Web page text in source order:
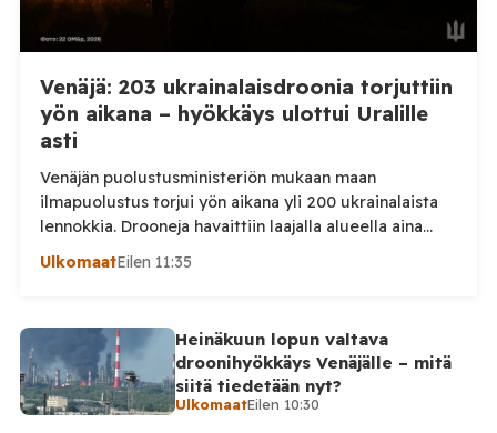
Venäjä: 203 ukrainalaisdroonia torjuttiin
yön aikana – hyökkäys ulottui Uralille
asti
Venäjän puolustusministeriön mukaan maan
ilmapuolustus torjui yön aikana yli 200 ukrainalaista
lennokkia. Drooneja havaittiin laajalla alueella aina
Uralille asti. Venäjän puolustusministeriön virallisen
miehittämätöntä ilma-alusta torstai-illan 6. elokuuta
ja perjantaiaamun 7. elokuuta välisenä aikana.
Ministeriön ilmoitus koskee aikaväliä kello 20–08
Moskovan aikaa. Ministeriön mukaan drooneja
torjuttiin […]
UlkomaatEilen 11:35
Heinäkuun lopun valtava
droonihyökkäys Venäjälle – mitä
siitä tiedetään nyt?
UlkomaatEilen 10:30